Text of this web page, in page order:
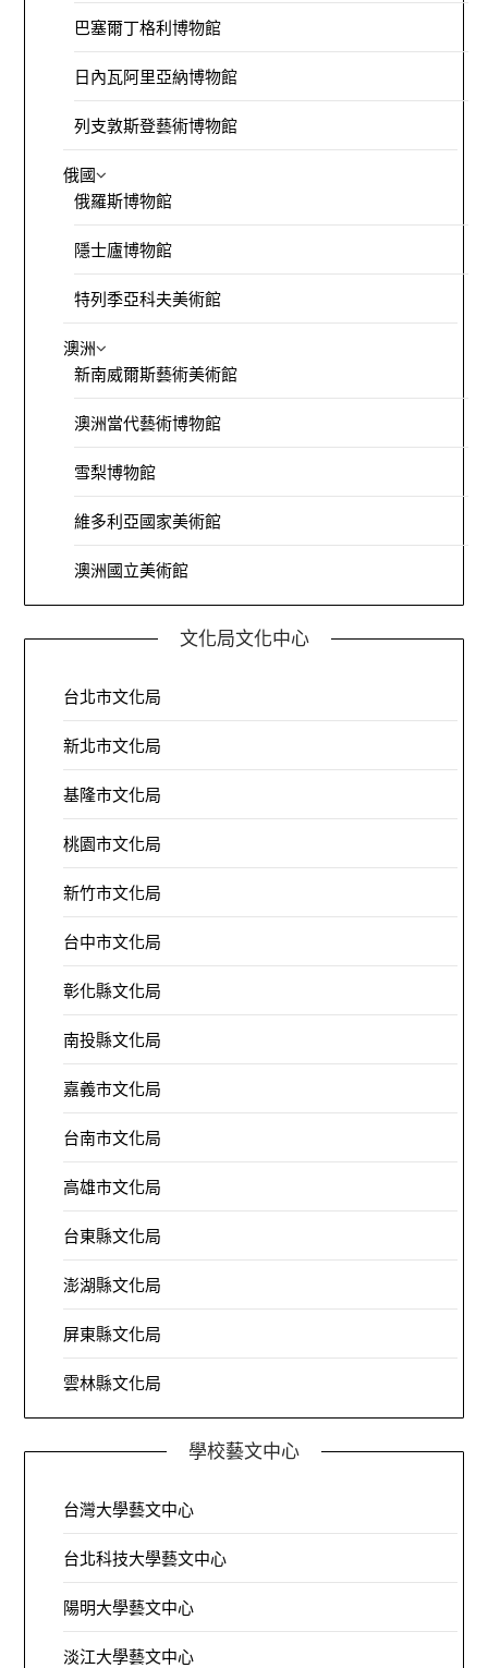
巴塞爾丁格利博物館
日內瓦阿里亞納博物館
列支敦斯登藝術博物館
俄國
俄羅斯博物館
隱士廬博物館
特列季亞科夫美術館
澳洲
新南威爾斯藝術美術館
澳洲當代藝術博物館
雪梨博物館
維多利亞國家美術館
澳洲國立美術館
文化局文化中心
台北市文化局
新北市文化局
基隆市文化局
桃園市文化局
新竹市文化局
台中市文化局
彰化縣文化局
南投縣文化局
嘉義市文化局
台南市文化局
高雄市文化局
台東縣文化局
澎湖縣文化局
屏東縣文化局
雲林縣文化局
學校藝文中心
台灣大學藝文中心
台北科技大學藝文中心
陽明大學藝文中心
淡江大學藝文中心